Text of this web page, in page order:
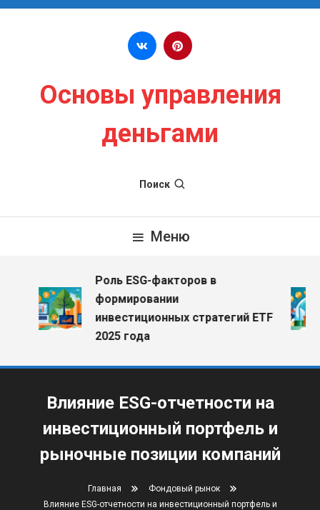
Перейти к содержимому
Основы управления
деньгами
Поиск
Меню
Роль ESG-факторов в
формировании
инвестиционных стратегий ETF
2025 года
Влияние ESG-отчетности на
инвестиционный портфель и
рыночные позиции компаний
Главная
Фондовый рынок
Влияние ESG-отчетности на инвестиционный портфель и